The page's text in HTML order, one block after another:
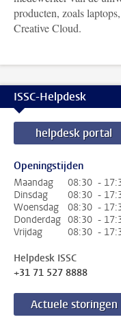
producten, zoals
Creative Cloud.
ISSC-Helpdesk
helpdesk portal
Openingstijden
Maandag
08:30 -
Dinsdag
08:30 -
Woensdag
08:30 -
Donderdag 08:30 -
Vrijdag
08:30 -
Helpdesk ISSC
+31 71 527 8888
Actuele storingen